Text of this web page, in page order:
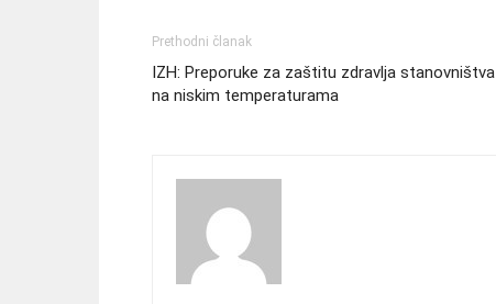
Prethodni članak
IZH: Preporuke za zaštitu zdravlja stanovništva
na niskim temperaturama